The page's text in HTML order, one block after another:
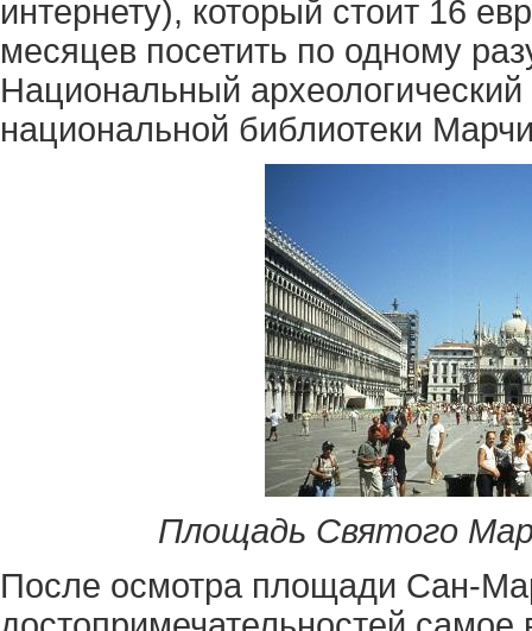
интернету), который стоит 16
месяцев посетить по одному
Национальный
национальной библиотеки
Площадь Святого
После осмотра площади Сан-